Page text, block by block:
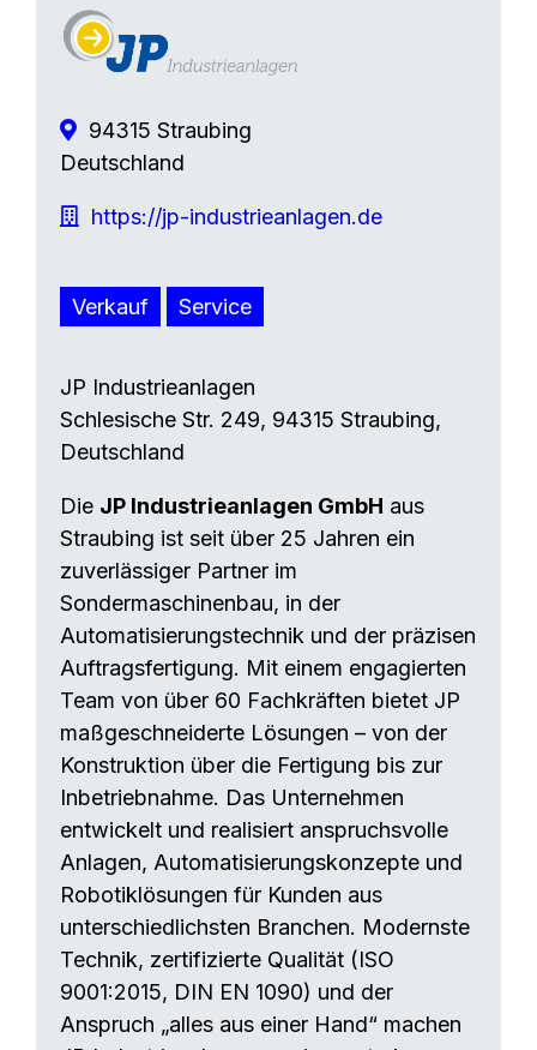
94315 Straubing
Deutschland
https://jp-industrieanlagen.de
Verkauf Service
JP Industrieanlagen
Schlesische Str. 249, 94315 Straubing,
Deutschland
Die JP Industrieanlagen GmbH aus
Straubing ist seit über 25 Jahren ein
zuverlässiger Partner im
Sondermaschinenbau, in der
Automatisierungstechnik und der präzisen
Auftragsfertigung. Mit einem engagierten
Team von über 60 Fachkräften bietet JP
maßgeschneiderte Lösungen – von der
Konstruktion über die Fertigung bis zur
Inbetriebnahme. Das Unternehmen
entwickelt und realisiert anspruchsvolle
Anlagen, Automatisierungskonzepte und
Robotiklösungen für Kunden aus
unterschiedlichsten Branchen. Modernste
Technik, zertifizierte Qualität (ISO
9001:2015, DIN EN 1090) und der
Anspruch „alles aus einer Hand“ machen